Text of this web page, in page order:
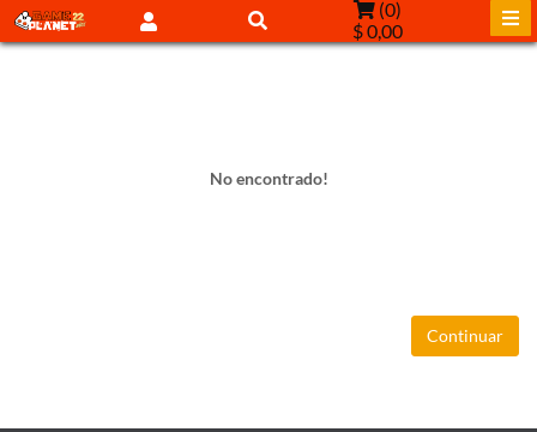
(0)
$ 0,00
No encontrado!
Continuar